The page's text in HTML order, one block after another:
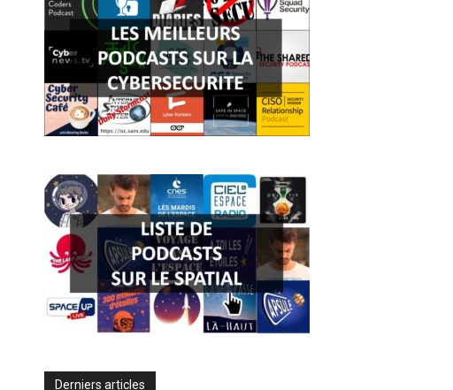
Derniers articles